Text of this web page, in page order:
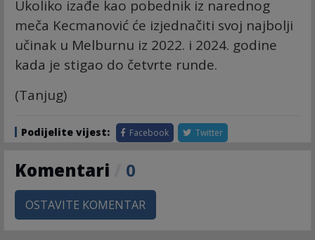
Ukoliko izađe kao pobednik iz narednog
meča Kecmanović će izjednačiti svoj najbolji
učinak u Melburnu iz 2022. i 2024. godine
kada je stigao do četvrte runde.
(Tanjug)
Podijelite vijest: Facebook Twitter
Komentari 0
OSTAVITE KOMENTAR